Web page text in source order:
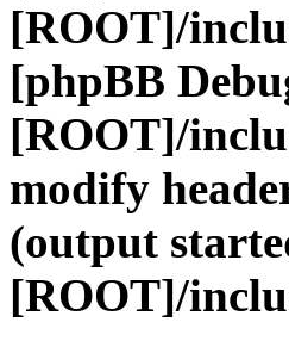
[ROOT]/
[phpBB
[ROOT]/
modify
(output
[ROOT]/